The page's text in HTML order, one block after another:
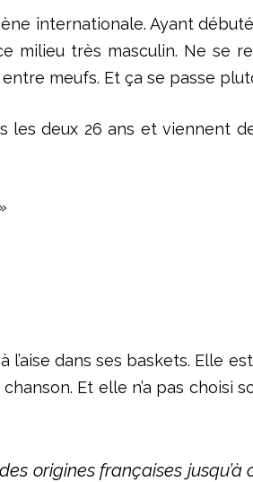
internationale. Ayant
milieu très masculin. Ne se
meufs. Et ça se passe
deux 26 ans et viennent
l’aise dans ses baskets. Elle
Et elle n’a pas choisi
origines françaises jusqu’à